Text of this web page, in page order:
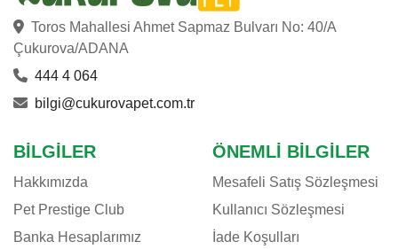
Toros Mahallesi Ahmet Sapmaz Bulvarı No: 40/A
Çukurova/ADANA
444 4 064
bilgi@cukurovapet.com.tr
BILGILER
Hakkımızda
Pet Prestige Club
Banka Hesaplarımız
ÖNEMLI BILGILER
Mesafeli Satış Sözleşmesi
Kullanıcı Sözleşmesi
İade Koşulları